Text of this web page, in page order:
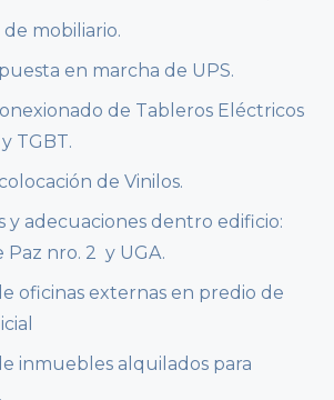
mobiliario.
en marcha de UPS.
de Tableros Eléctricos
TGBT.
de Vinilos.
y adecuaciones dentro edificio:
Paz nro. 2 y UGA.
oficinas externas en predio de
inmuebles alquilados para